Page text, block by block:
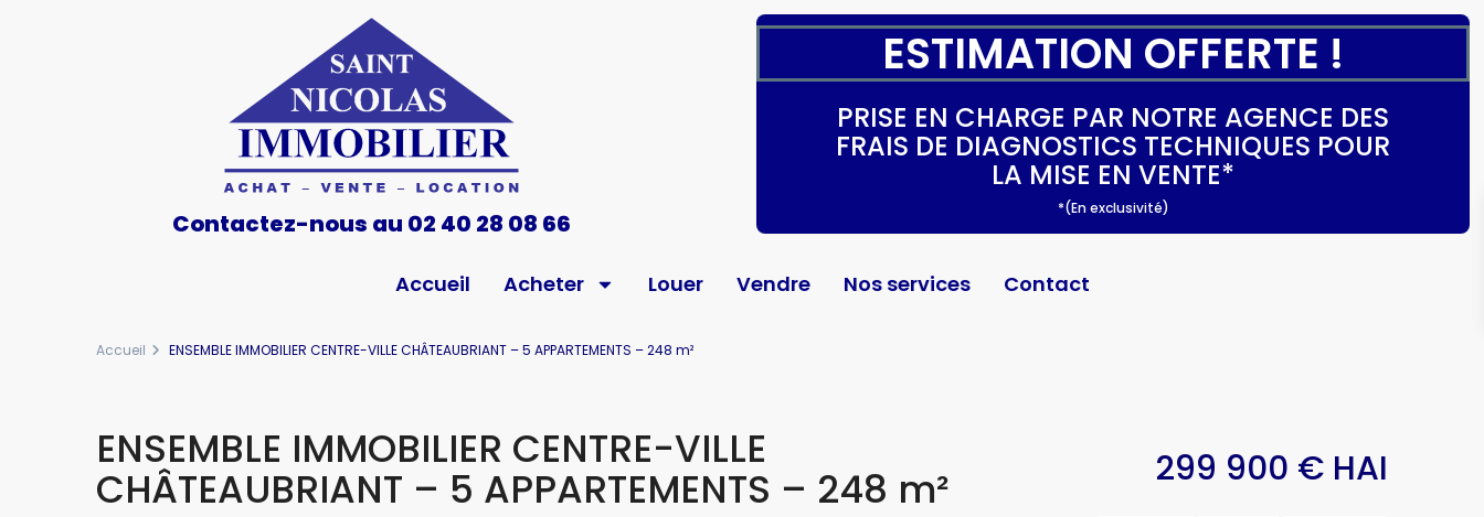
Contactez-nous au 02 40 28 08 66
ESTIMATION OFFERTE !
PRISE EN CHARGE PAR NOTRE AGENCE DES
FRAIS DE DIAGNOSTICS TECHNIQUES POUR
LA MISE EN VENTE*
*(En exclusivité)
Accueil Acheter Louer Vendre Nos services Contact
Accueil ENSEMBLE IMMOBILIER CENTRE-VILLE CHÂTEAUBRIANT – 5 APPARTEMENTS – 248 m²
ENSEMBLE IMMOBILIER CENTRE-VILLE
CHÂTEAUBRIANT – 5 APPARTEMENTS – 248 m² 299 900 € HAI